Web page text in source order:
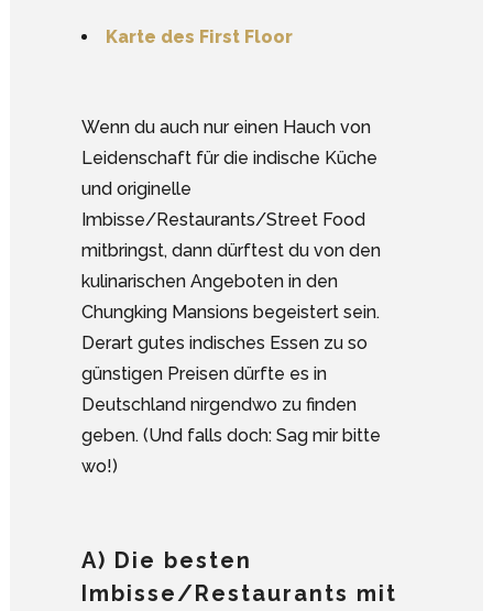
Karte des First Floor
Wenn du auch nur einen Hauch von
Leidenschaft für die indische Küche
und originelle
Imbisse/Restaurants/Street Food
mitbringst, dann dürftest du von den
kulinarischen Angeboten in den
Chungking Mansions begeistert sein.
Derart gutes indisches Essen zu so
günstigen Preisen dürfte es in
Deutschland nirgendwo zu finden
geben. (Und falls doch: Sag mir bitte
wo!)
A) Die besten
Imbisse/Restaurants mit